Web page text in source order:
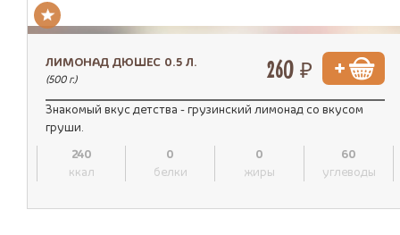
ЛИМОНАД ДЮШЕС 0.5 Л.
(500 г.) 260 ₽
Знакомый вкус детства - грузинский лимонад со вкусом
груши.
240
ккал
0
белки
0
жиры
60
углеводы